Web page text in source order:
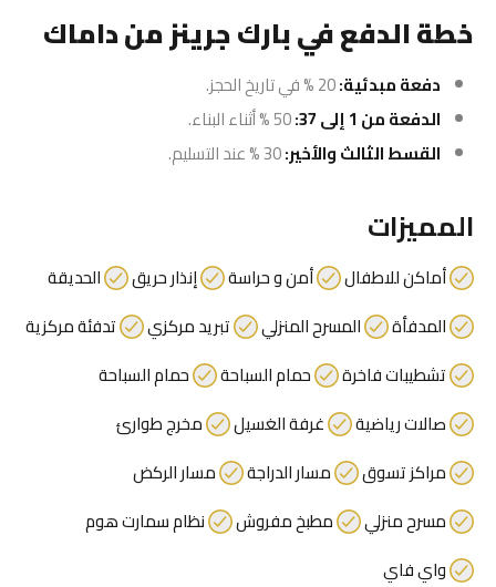
خطة الدفع في بارك جرينز من داماك
دفعة مبدئية:
الدفعة من 1 إلى 37:
القسط الثالث والأخير:
المميزات
أماكن للاطفال أمن و حراسة إنذار حريق
الحديقة
المدفأة
المسرح المنزلي تبريد مركزي
تدفئة مركزية
تشطيبات فاخرة
حمام السباحة
حمام السباحة
صالات رياضية
غرفة الغسيل
مخرج طوارئ
مراكز تسوق
مسار الدراجة
مسار الركض
مسرح منزلي
مطبخ مفروش
نظام سمارت هوم
واي فاي